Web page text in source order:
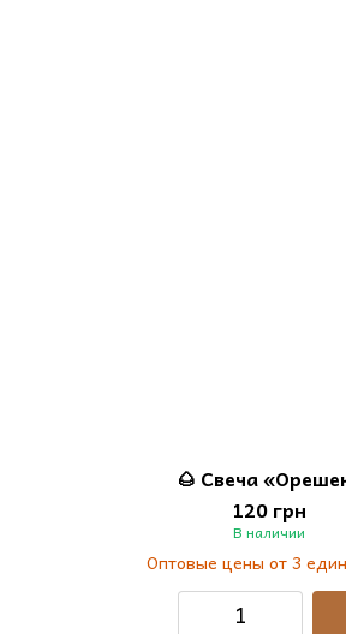
🌰 Свеча
120 грн
В наличии
Оптовые цены от 3